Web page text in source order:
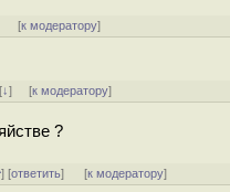
[к модератору]
[↓] [к модератору]
?
] [ответить] [к модератору]